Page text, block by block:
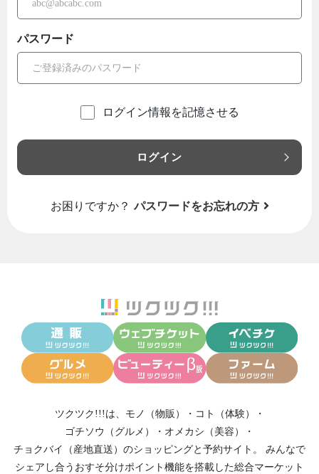
パスワード
ログイン情報を記憶させる
ログイン
お困りですか？ パスワードをお忘れの方
ツクツク!!!は、 モノ（物販） ・ コト（体験）
・
ゴチソウ（グルメ）
・ オメカシ（美容）
・
チョクバイ（産地直送） のショッピングと予約サイト。
みんなで
シェアし合う おすそ分けポイント機能を搭載した総合マーケット